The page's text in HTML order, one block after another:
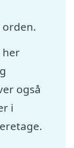
her
også
i